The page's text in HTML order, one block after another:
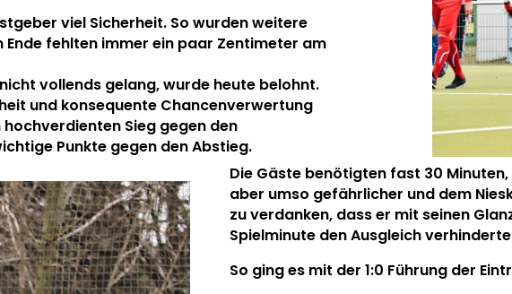
viel Sicherheit. So wurden weitere
fehlten immer ein paar Zentimeter am
vollends gelang, wurde heute belohnt.
und konsequente Chancenverwertung
Sieg gegen den
Punkte gegen den Abstieg.
Die Gäste benötigten fast 30
aber umso gefährlicher und dem
zu verdanken, dass er mit seinen
Spielminute den Ausgleich
So ging es mit der 1:0 Führung der